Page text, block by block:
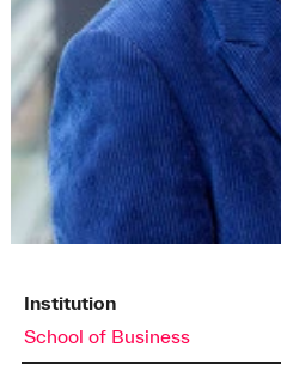
Institution
School of Business